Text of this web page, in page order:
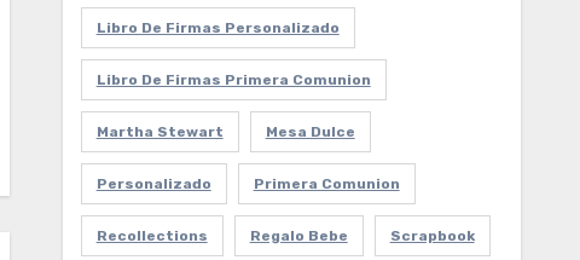
Libro De Firmas Personalizado
Libro De Firmas Primera Comunion
Martha Stewart Mesa Dulce
Personalizado Primera Comunion
Recollections Regalo Bebe Scrapbook